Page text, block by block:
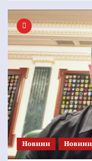
Новини Новини